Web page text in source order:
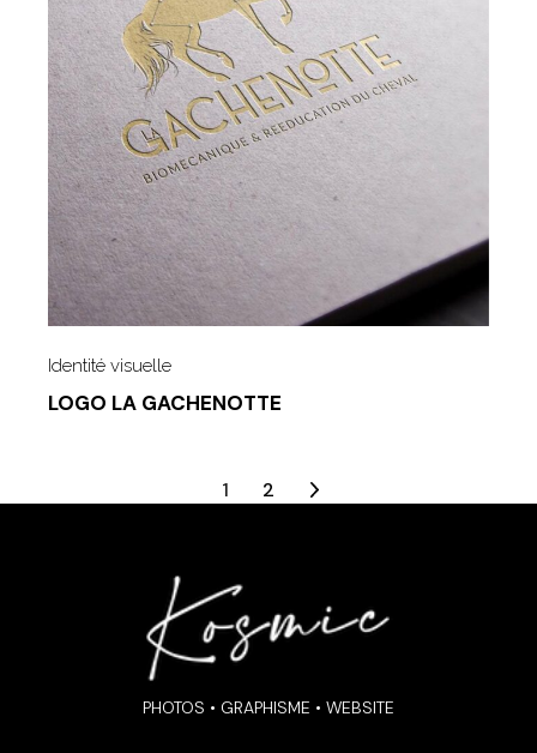
Identité visuelle
LOGO LA GACHENOTTE
Posts 1 2
PHOTOS • GRAPHISME • WEBSITE